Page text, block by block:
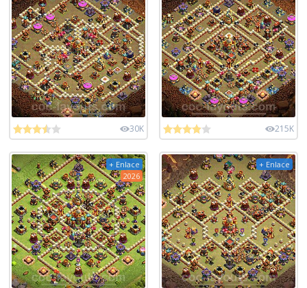
30K 215K
+ Enlace
2026
+ Enlace